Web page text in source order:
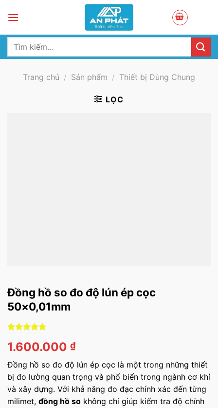
Tìm
Trang chủ / Sản phẩm / Thiết bị Dùng Chung
LỌC
Đồng hồ so đo độ lún ép cọc
50×0,01mm
dựa trên
đánh giá
1.600.000 ₫
Đồng hồ so đo độ lún ép cọc là một trong những thiết
bị đo lường quan trọng và phổ biến trong ngành cơ khí
và xây dựng. Với khả năng đo đạc chính xác đến từng
milimet, đồng hồ so không chỉ giúp kiểm tra độ chính